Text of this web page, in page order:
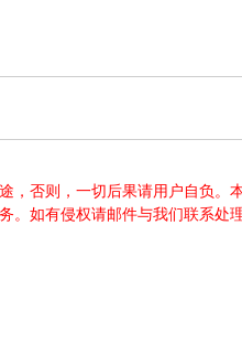
，否则，一切后果请用户自负。
。如有侵权请邮件与我们联系处理